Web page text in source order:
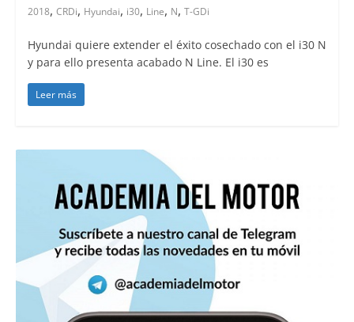
2018, CRDi, Hyundai, i30, Line, N, T-GDi
Hyundai quiere extender el éxito cosechado con el i30 N
y para ello presenta acabado N Line. El i30 es
Leer más